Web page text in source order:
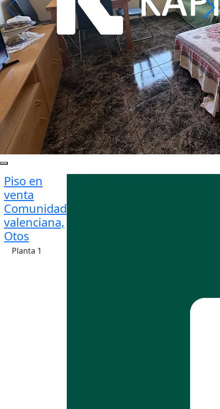
Piso en
venta
Comunidad
valenciana,
Otos
Planta 1